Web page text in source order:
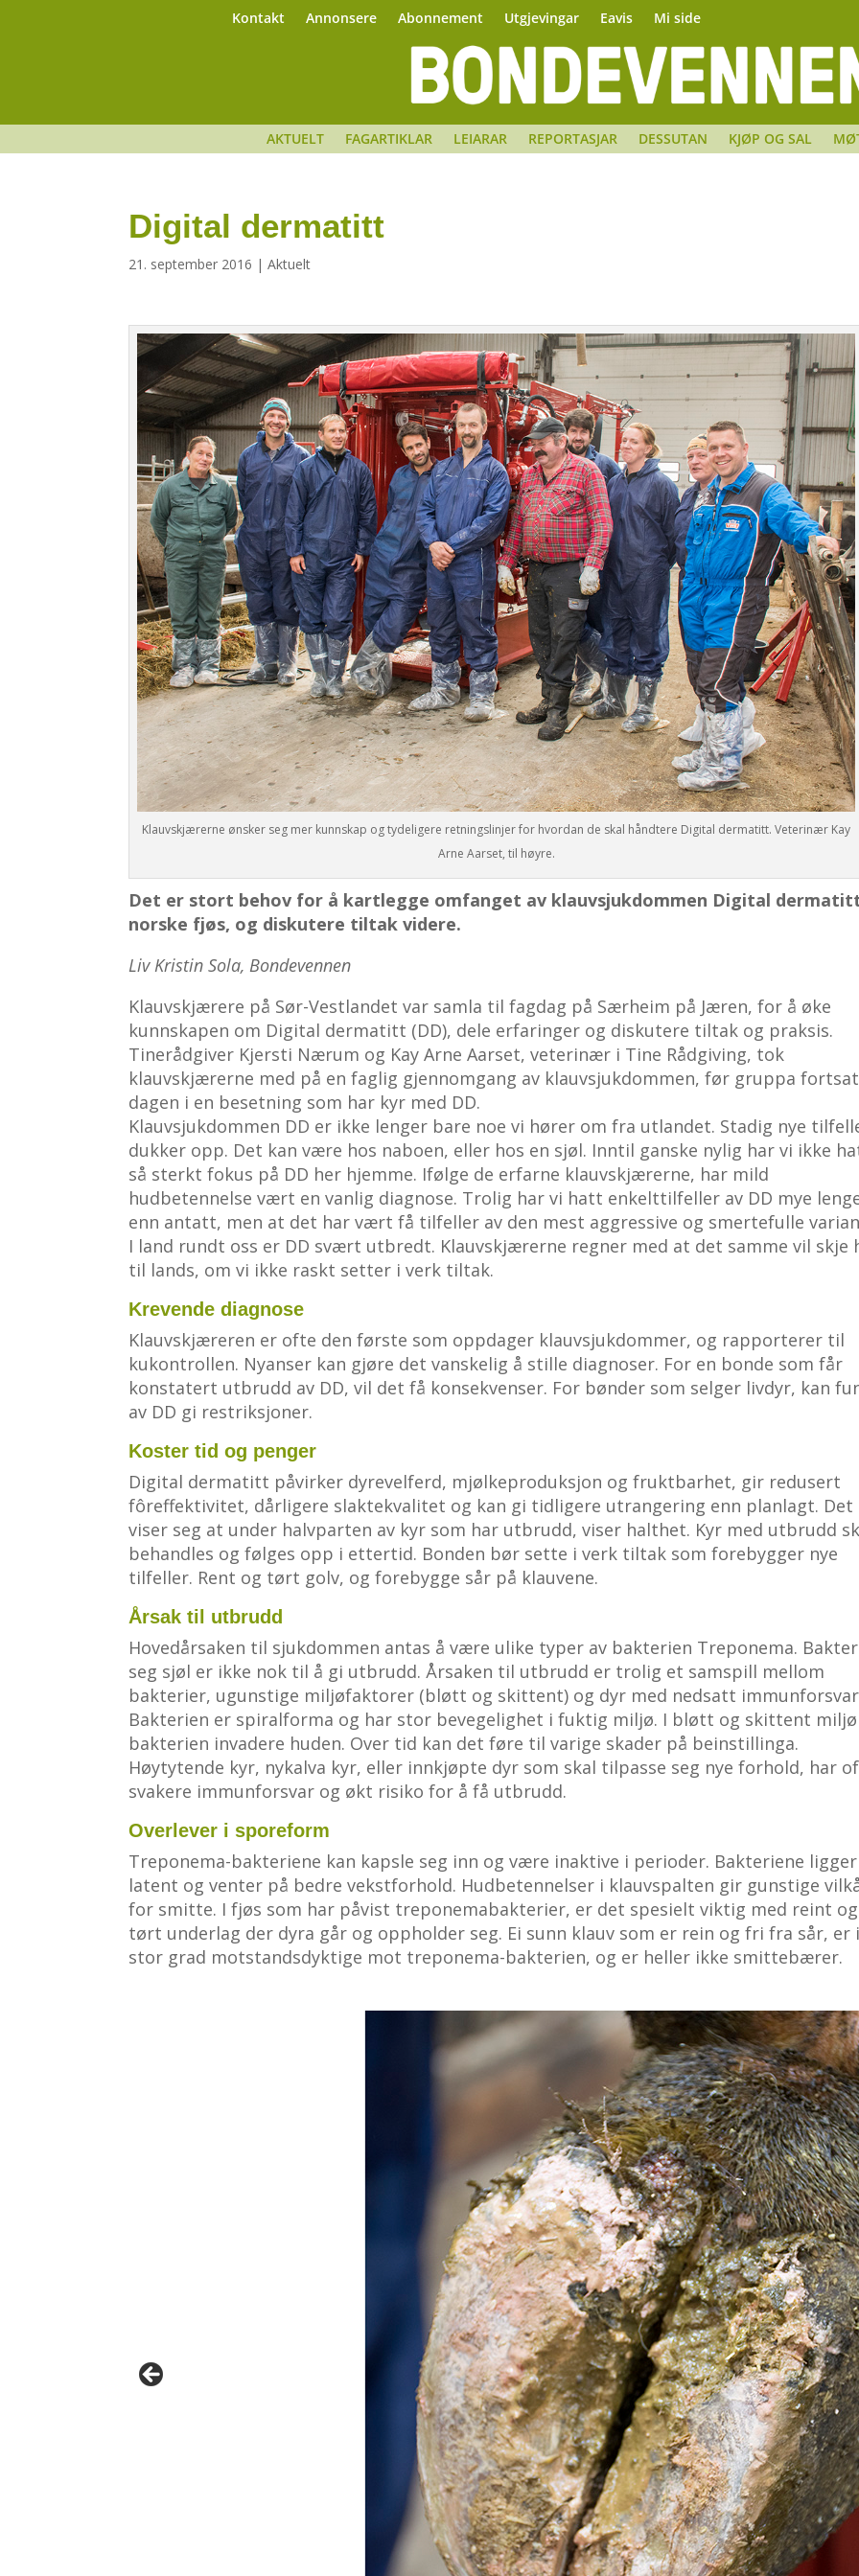
Kontakt Annonsere Abonnement Utgjevingar Eavis Mi side
AKTUELT FAGARTIKLAR LEIARAR REPORTASJAR DESSUTAN KJØP OG SAL
Digital dermatitt
21. september 2016 |Aktuelt
Klauvskjærerne ønsker seg mer kunnskap og tydeligere retningslinjer for hvordan de skal håndtere Digital dermatitt. Veterinær Kay
Arne Aarset, til høyre.
Det er stort behov for å kartlegge omfanget av klauvsjukdommen Digital
norske fjøs, og diskutere tiltak videre.
Liv Kristin Sola, Bondevennen
Klauvskjærere på Sør-Vestlandet var samla til fagdag på Særheim på Jæren, for å øke
kunnskapen om Digital dermatitt (DD), dele erfaringer og diskutere tiltak og praksis.
Tinerådgiver Kjersti Nærum og Kay Arne Aarset, veterinær i Tine Rådgiving, tok
klauvskjærerne med på en faglig gjennomgang av klauvsjukdommen, før gruppa
dagen i en besetning som har kyr med DD.
Klauvsjukdommen DD er ikke lenger bare noe vi hører om fra utlandet. Stadig nye
dukker opp. Det kan være hos naboen, eller hos en sjøl. Inntil ganske nylig har vi ikke
så sterkt fokus på DD her hjemme. Ifølge de erfarne klauvskjærerne, har mild
hudbetennelse vært en vanlig diagnose. Trolig har vi hatt enkelttilfeller av DD mye
enn antatt, men at det har vært få tilfeller av den mest aggressive og smertefulle
I land rundt oss er DD svært utbredt. Klauvskjærerne regner med at det samme vil skje
til lands, om vi ikke raskt setter i verk tiltak.
Krevende diagnose
Klauvskjæreren er ofte den første som oppdager klauvsjukdommer, og rapporterer til
kukontrollen. Nyanser kan gjøre det vanskelig å stille diagnoser. For en bonde som får
konstatert utbrudd av DD, vil det få konsekvenser. For bønder som selger livdyr, kan
av DD gi restriksjoner.
Koster tid og penger
Digital dermatitt påvirker dyrevelferd, mjølkeproduksjon og fruktbarhet, gir redusert
fôreffektivitet, dårligere slaktekvalitet og kan gi tidligere utrangering enn planlagt. Det
viser seg at under halvparten av kyr som har utbrudd, viser halthet. Kyr med utbrudd
behandles og følges opp i ettertid. Bonden bør sette i verk tiltak som forebygger nye
tilfeller. Rent og tørt golv, og forebygge sår på klauvene.
Årsak til utbrudd
Hovedårsaken til sjukdommen antas å være ulike typer av bakterien Treponema.
seg sjøl er ikke nok til å gi utbrudd. Årsaken til utbrudd er trolig et samspill mellom
bakterier, ugunstige miljøfaktorer (bløtt og skittent) og dyr med nedsatt
Bakterien er spiralforma og har stor bevegelighet i fuktig miljø. I bløtt og skittent miljø
bakterien invadere huden. Over tid kan det føre til varige skader på beinstillinga.
Høytytende kyr, nykalva kyr, eller innkjøpte dyr som skal tilpasse seg nye forhold, har
svakere immunforsvar og økt risiko for å få utbrudd.
Overlever i sporeform
Treponema-bakteriene kan kapsle seg inn og være inaktive i perioder. Bakteriene ligger
latent og venter på bedre vekstforhold. Hudbetennelser i klauvspalten gir gunstige
for smitte. I fjøs som har påvist treponemabakterier, er det spesielt viktig med reint og
tørt underlag der dyra går og oppholder seg. Ei sunn klauv som er rein og fri fra sår, er i
stor grad motstandsdyktige mot treponema-bakterien, og er heller ikke smittebærer.